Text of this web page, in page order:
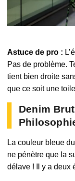
Astuce de pro :
Pas de problème.
tient bien droite
que ce soit une
Denim
La couleur bleue
ne pénètre que la
délave ! Il y a deux